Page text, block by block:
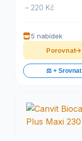
– 220 Kč
5 nabídek
Porovnat
⚖️ + Srovnat